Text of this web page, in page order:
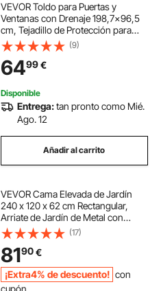
VEVOR Toldo para Puertas y
Ventanas con Drenaje 198,7x96,5
cm, Tejadillo de Protección para
Entrada con Soporte de ABS,
Protección contra Lluvia, Nieve, Sol,
Toldo de Policarbonato para
Porche, Gris
(9)
6499€
Disponible
Entrega:tan pronto como Mié.
Ago. 12
Añadir al carrito
VEVOR Cama Elevada de Jardín
240 x 120 x 62 cm Rectangular,
Arriate de Jardín de Metal con
Fondo Abierto, para Cultivo de
Flores Plantas Verduras con
Accesorios para Terraza Patio
Balcón, Plateado
(17)
8190€
¡Extra4% de descuento! con